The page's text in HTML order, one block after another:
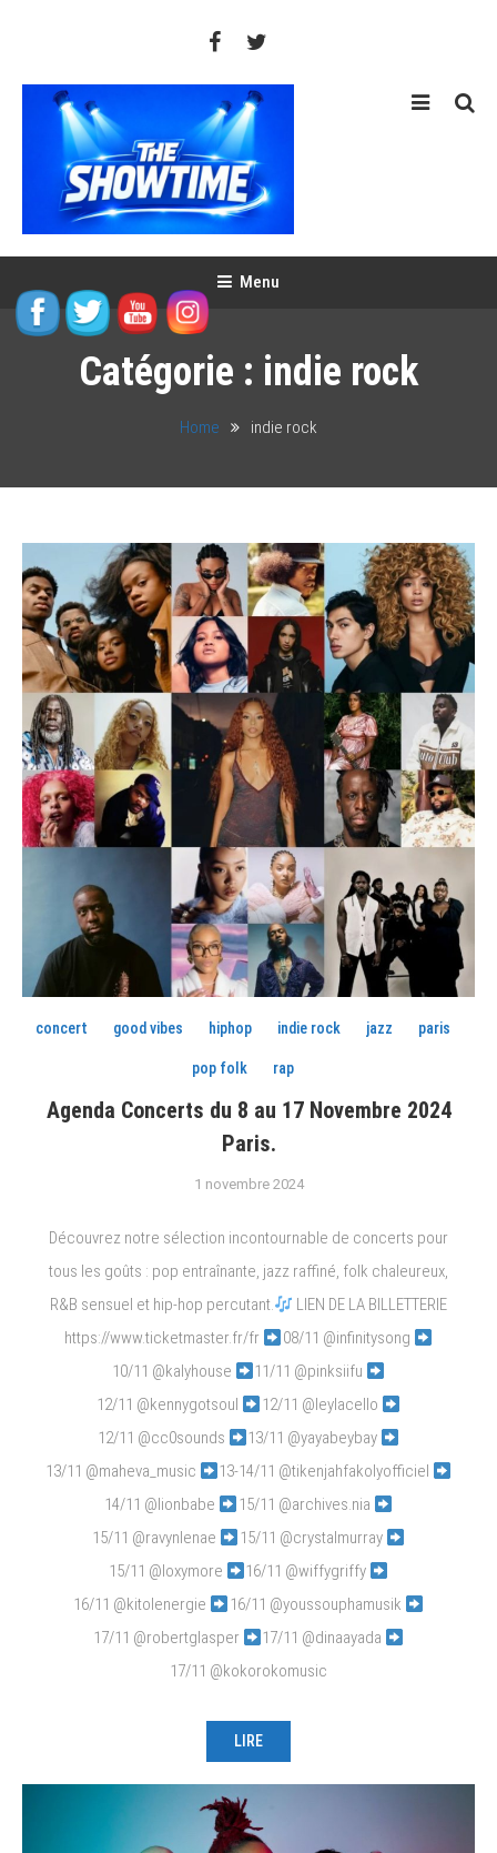
THE SHOWTIME Menu
Catégorie : indie rock
Home indie rock
concert good vibes hiphop indie rock jazz paris
pop folk rap
Agenda Concerts du 8 au 17 Novembre 2024
Paris.
1 novembre 2024
Découvrez notre sélection incontournable de concerts pour
tous les goûts : pop entraînante, jazz raffiné, folk chaleureux,
R&B sensuel et hip-hop percutant.
LIEN DE LA BILLETTERIE
https://www.ticketmaster.fr/fr
08/11 @infinitysong
10/11 @kalyhouse
11/11 @pinksiifu
12/11 @kennygotsoul
12/11 @leylacello
12/11 @cc0sounds
13/11 @yayabeybay
13/11 @maheva_music
13-14/11 @tikenjahfakolyofficiel
14/11 @lionbabe
15/11 @archives.nia
15/11 @ravynlenae
15/11 @crystalmurray
15/11 @loxymore
16/11 @wiffygriffy
16/11 @kitolenergie
16/11 @youssouphamusik
17/11 @robertglasper
17/11 @dinaayada
17/11 @kokorokomusic
LIRE